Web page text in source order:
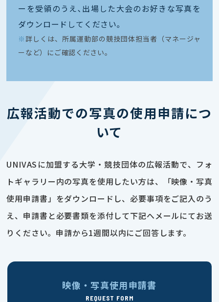
ーを受領のうえ､出場した大会のお好きな写真を
ダウンロードしてください｡
※ 詳しくは、所属運動部の競技団体担当者（マネージャ
ーなど）にご確認ください。
広報活動での写真の使用申請につ
いて
UNIVASに加盟する大学・競技団体の広報活動で、フォ
トギャラリー内の写真を使用したい方は、「映像・写真
使用申請書」をダウンロードし、必要事項をご記入のう
え、申請書と必要書類を添付して下記へメールにてお送
りください。申請から1週間以内にご回答します。
映像・写真使用申請書
REQUEST FORM